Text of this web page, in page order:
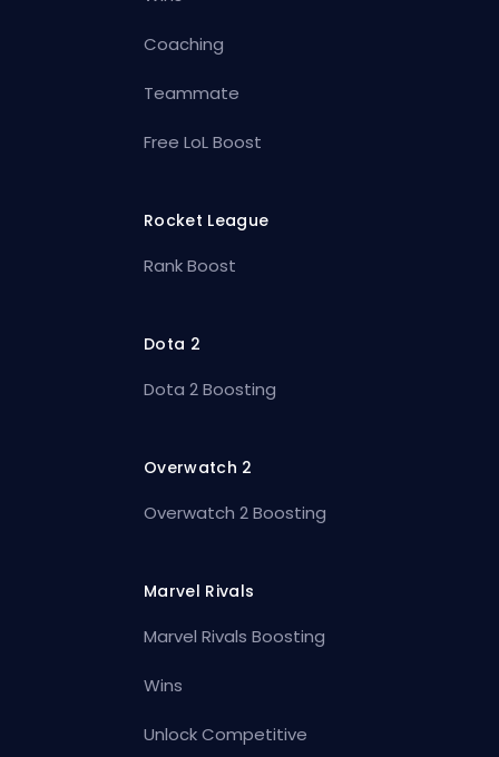
Coaching
Teammate
Free LoL Boost
Rocket League
Rank Boost
Dota 2
Dota 2 Boosting
Overwatch 2
Overwatch 2 Boosting
Marvel Rivals
Marvel Rivals Boosting
Wins
Unlock Competitive